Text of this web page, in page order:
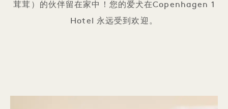
茸茸）的伙伴留在家中！您的爱犬在Copenhagen 1
Hotel 永远受到欢迎。